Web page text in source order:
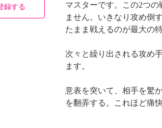
する
マスターです。この2つ
ません。いきなり攻め倒
たまま戦えるのが最大の特
次々と繰り出される攻め
ます。
意表を突いて、相手を驚
を翻弄する。これほど痛